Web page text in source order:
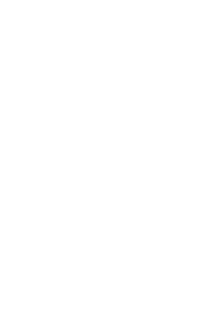
"Prljavo kazalište
je u sebi imao elemente
sedamdesetih i
Značaj "Paket
za najbolju ploču 1981.
glasovima kritike podelio
ostvarenja jedine
napravljenoj na osnovu